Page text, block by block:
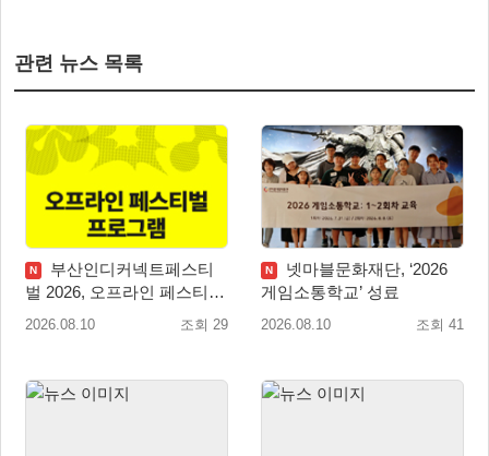
관련 뉴스 목록
N
부산인디커넥트페스티
벌 2026, 오프라인 페스티벌
이벤트 공개
2026.08.10 조회 29
N
넷마블문화재단, ‘2026
게임소통학교’ 성료
2026.08.10 조회 41